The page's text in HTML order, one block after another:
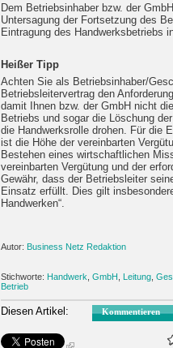
Dem Betriebsinhaber bzw. der
Untersagung der Fortsetzung des
Eintragung des Handwerksbetriebs
Heißer Tipp
Achten Sie als Betriebsinhaber/
Betriebsleitervertrag den
damit Ihnen bzw. der GmbH nicht
Betriebs und sogar die Löschung
die Handwerksrolle drohen. Für die
ist die Höhe der vereinbarten
Bestehen eines wirtschaftlichen
vereinbarten Vergütung und der
Gewähr, dass der Betriebsleiter
Einsatz erfüllt. Dies gilt
Handwerken“.
Autor: Business Netz Redaktion
Stichworte: Handwerk GmbH Leitung
Betrieb
Diesen Artikel: Kommentieren